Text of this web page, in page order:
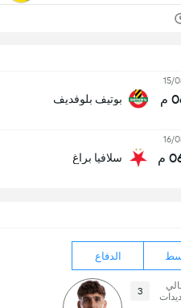
15/
م بوتيف بلوفديف
16/
م سلافيا براغ
الدفاع
3